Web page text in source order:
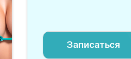
Записаться